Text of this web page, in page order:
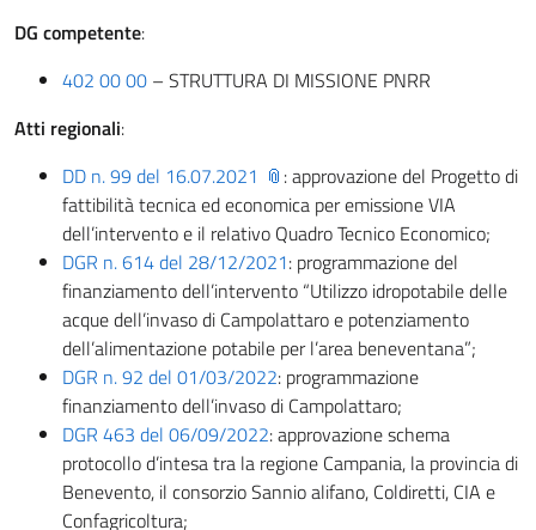
DG competente:
402 00 00 – STRUTTURA DI MISSIONE PNRR
Atti regionali:
DD n. 99 del 16.07.2021
: approvazione del Progetto di
fattibilità tecnica ed economica per emissione VIA
dell’intervento e il relativo Quadro Tecnico Economico;
DGR n. 614 del 28/12/2021: programmazione del
finanziamento dell’intervento “Utilizzo idropotabile delle
acque dell’invaso di Campolattaro e potenziamento
dell’alimentazione potabile per l’area beneventana”;
DGR n. 92 del 01/03/2022: programmazione
finanziamento dell’invaso di Campolattaro;
DGR 463 del 06/09/2022: approvazione schema
protocollo d’intesa tra la regione Campania, la provincia di
Benevento, il consorzio Sannio alifano, Coldiretti, CIA e
Confagricoltura;